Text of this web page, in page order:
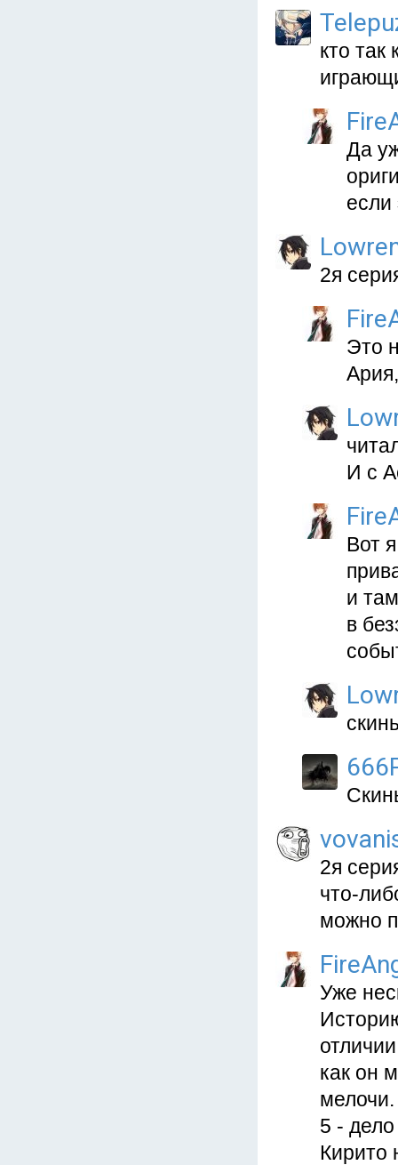
кто так
Да
если
2я
Это
И с
Вот
и
в
2я
что-
можно
Уже
как он
5 -
Кирито